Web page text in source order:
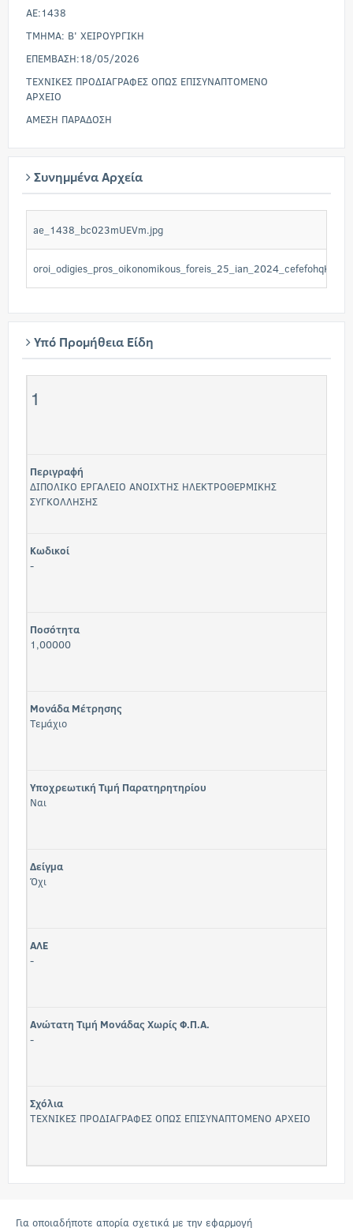
AE:1438
TMHMA: Β' ΧΕΙΡΟΥΡΓΙΚΗ
ΕΠΕΜΒΑΣΗ:18/05/2026
ΤΕΧΝΙΚΕΣ ΠΡΟΔΙΑΓΡΑΦΕΣ ΟΠΩΣ ΕΠΙΣΥΝΑΠΤΟΜΕΝΟ
ΑΡΧΕΙΟ
AMEΣΗ ΠΑΡΑΔΟΣΗ
Συνημμένα Αρχεία
ae_1438_bc023mUEVm.jpg
Υπό Προμήθεια Είδη
1
Περιγραφή
ΔΙΠΟΛΙΚΟ ΕΡΓΑΛΕΙΟ ΑΝΟΙΧΤΗΣ ΗΛΕΚΤΡΟΘΕΡΜΙΚΗΣ
ΣΥΓΚΟΛΛΗΣΗΣ
Κωδικοί
-
Ποσότητα
1,00000
Μονάδα Μέτρησης
Τεμάχιο
Υποχρεωτική Τιμή Παρατηρητηρίου
Ναι
Δείγμα
Όχι
ΑΛΕ
-
Ανώτατη Τιμή Μονάδας Χωρίς Φ.Π.Α.
-
Σχόλια
ΤΕΧΝΙΚΕΣ ΠΡΟΔΙΑΓΡΑΦΕΣ ΟΠΩΣ ΕΠΙΣΥΝΑΠΤΟΜΕΝΟ ΑΡΧΕΙΟ
Για οποιαδήποτε απορία σχετικά με την εφαρμογή